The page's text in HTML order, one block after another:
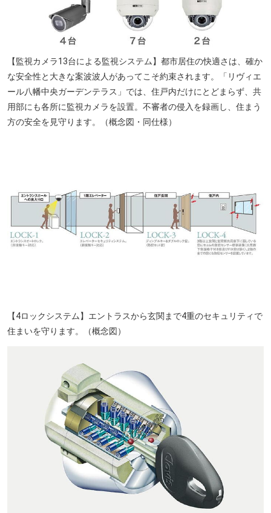
【監視カメラ13台による監視システム】都市居住の快適さは、確か
な安全性と大きな案波波人があってこそ約束されます。「リヴィエ
ール八幡中央ガーデンテラス」では、住戸内だけにとどまらず、共
用部にも各所に監視カメラを設置。不審者の侵入を録画し、住まう
方の安全を見守ります。（概念図・同仕様）
【4ロックシステム】エントラスから玄関まで4重のセキュリティで
住まいを守ります。（概念図）